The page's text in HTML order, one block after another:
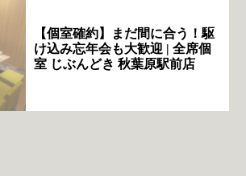
【個室確約】まだ間に合う！駆
け込み忘年会も大歓迎 | 全席個
室 じぶんどき 秋葉原駅前店